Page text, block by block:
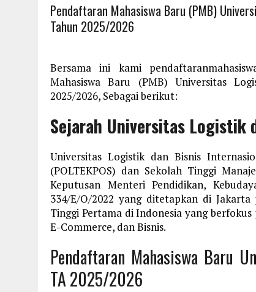
Pendaftaran Mahasiswa Baru (PMB)
Tahun 2025/2026
Bersama ini kami
Mahasiswa Baru (PMB) Universitas
2025/2026, Sebagai berikut:
Sejarah Universitas Logistik
Universitas Logistik dan Bisnis
(POLTEKPOS) dan Sekolah Tinggi
Keputusan Menteri Pendidikan,
334/E/O/2022 yang ditetapkan di
Tinggi Pertama di Indonesia yang
E-Commerce, dan Bisnis.
Pendaftaran Mahasiswa Baru
TA 2025/2026